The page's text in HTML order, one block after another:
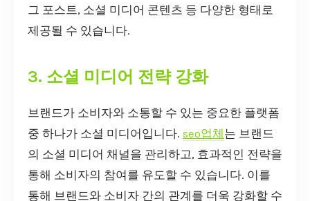
그 포스트, 소셜 미디어 콘텐츠 등 다양한 형태로
제공될 수 있습니다.
3. 소셜 미디어 전략 강화
브랜드가 소비자와 소통할 수 있는 중요한 플랫폼
중 하나가 소셜 미디어입니다. seo업체 는 브랜드
의 소셜 미디어 채널을 관리하고, 효과적인 전략을
통해 소비자의 참여를 유도할 수 있습니다. 이를
통해 브랜드와 소비자 간의 관계를 더욱 강화할 수